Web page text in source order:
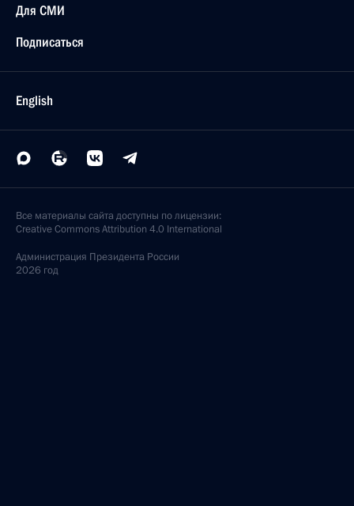
Для СМИ
Подписаться
English
Все материалы сайта доступны по лицензии:
Creative Commons Attribution 4.0 International
Администрация Президента России
2026 год